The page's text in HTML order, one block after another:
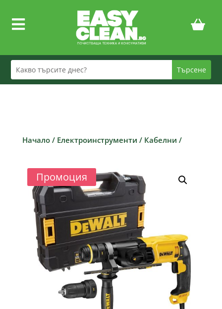

Начало/ Електроинструменти / Кабелни /
Промоция